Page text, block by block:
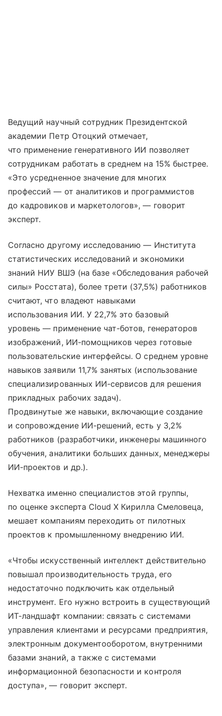
Ведущий научный сотрудник Президентской
академии Петр Отоцкий отмечает,
что применение генеративного ИИ позволяет
сотрудникам работать в среднем на 15% быстрее.
«Это усредненное значение для многих
профессий — от аналитиков и программистов
до кадровиков и маркетологов», — говорит
эксперт.
Согласно другому исследованию — Института
статистических исследований и экономики
знаний НИУ ВШЭ (на базе «Обследования рабочей
силы» Росстата), более трети (37,5%) работников
считают, что владеют навыками
использования ИИ. У 22,7% это базовый
уровень — применение чат-ботов, генераторов
изображений, ИИ-помощников через готовые
пользовательские интерфейсы. О среднем уровне
навыков заявили 11,7% занятых (использование
специализированных ИИ-сервисов для решения
прикладных рабочих задач).
Продвинутые же навыки, включающие создание
и сопровождение ИИ-решений, есть у 3,2%
работников (разработчики, инженеры машинного
обучения, аналитики больших данных, менеджеры
ИИ-проектов и др.).
Нехватка именно специалистов этой группы,
по оценке эксперта Cloud X Кирилла Смеловеца,
мешает компаниям переходить от пилотных
проектов к промышленному внедрению ИИ.
«Чтобы искусственный интеллект действительно
повышал производительность труда, его
недостаточно подключить как отдельный
инструмент. Его нужно встроить в существующий
ИТ-ландшафт компании: связать с системами
управления клиентами и ресурсами предприятия,
электронным документооборотом, внутренними
базами знаний, а также с системами
информационной безопасности и контроля
доступа», — говорит эксперт.